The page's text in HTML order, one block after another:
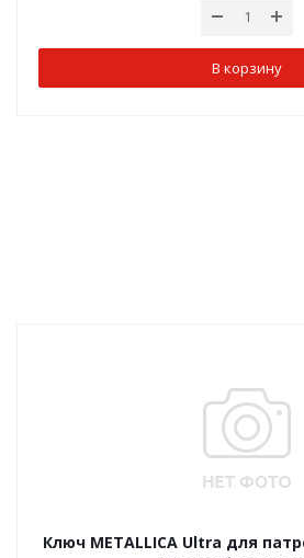
В корзину
Ключ METALLICA Ultra для